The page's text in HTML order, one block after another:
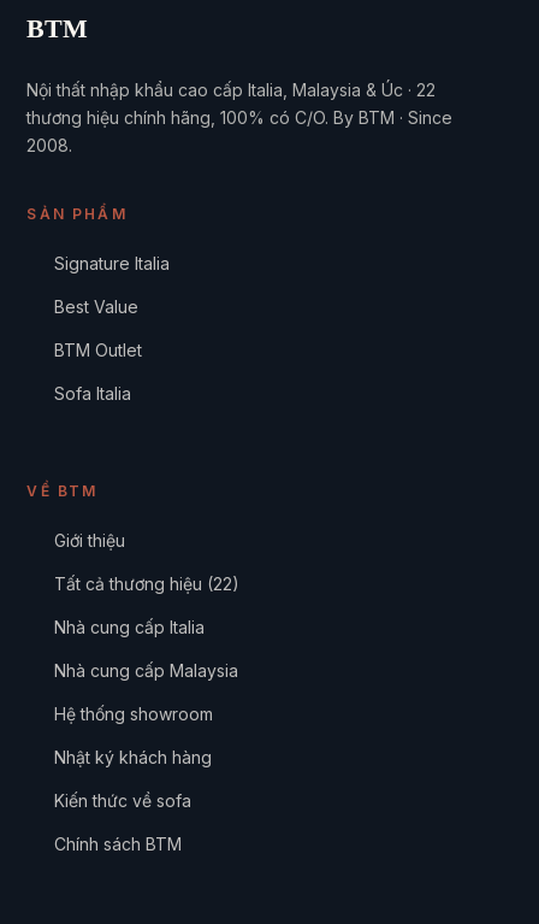
BTM
Nội thất nhập khẩu cao cấp Italia, Malaysia & Úc · 22
thương hiệu chính hãng, 100% có C/O. By BTM · Since
2008.
SẢN PHẨM
Signature Italia
Best Value
BTM Outlet
Sofa Italia
VỀ BTM
Giới thiệu
Tất cả thương hiệu (22)
Nhà cung cấp Italia
Nhà cung cấp Malaysia
Hệ thống showroom
Nhật ký khách hàng
Kiến thức về sofa
Chính sách BTM